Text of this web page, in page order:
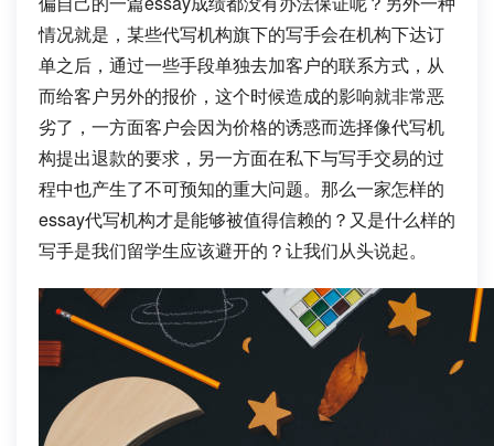
情况就是，某些代写机构旗下的写手会在机构下达订
单之后，通过一些手段单独去加客户的联系方式，从
而给客户另外的报价，这个时候造成的影响就非常恶
劣了，一方面客户会因为价格的诱惑而选择像代写机
构提出退款的要求，另一方面在私下与写手交易的过
程中也产生了不可预知的重大问题。那么一家怎样的
essay代写机构才是能够被值得信赖的？又是什么样的
写手是我们留学生应该避开的？让我们从头说起。